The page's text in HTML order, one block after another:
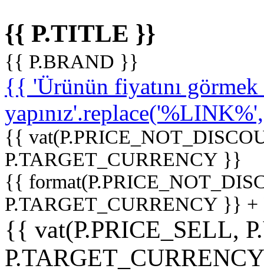
{{ P.TITLE }}
{{ P.BRAND }}
{{ 'Ürünün fiyatını
{{
P.TARGET_CURRENCY }}
{{
P.TARGET_CURRENCY }}
{{ vat(P.PRICE_SELL,